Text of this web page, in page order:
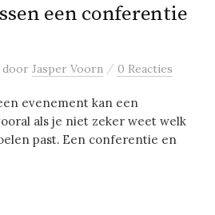
een conferentie
door Jasper Voorn / 0 Reacties
evenement kan een
als je niet zeker weet welk
past. Een conferentie en